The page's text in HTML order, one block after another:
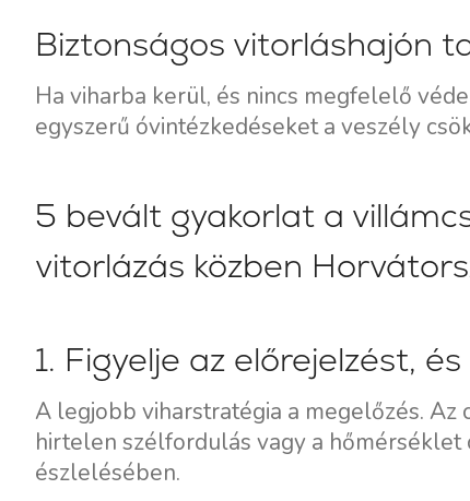
Biztonságos vitorláshajón
Ha viharba kerül, és nincs megfelelő
egyszerű óvintézkedéseket a veszély
5 bevált gyakorlat a
vitorlázás közben
1. Figyelje az előrejelzést,
A legjobb viharstratégia a megelőzés.
hirtelen szélfordulás vagy a hőmérséklet
észlelésében.
Kapcsolat
Rólunk
Partnerek
GYIK
Flottánk
Motorcsónakok
Motoros katamaránok